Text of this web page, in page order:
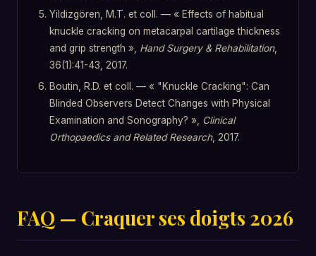
Yildizgören, M.T. et coll. — « Effects of habitual
knuckle cracking on metacarpal cartilage thickness
and grip strength », Hand Surgery & Rehabilitation,
36(1):41-43, 2017.
Boutin, R.D. et coll. — « "Knuckle Cracking": Can
Blinded Observers Detect Changes with Physical
Examination and Sonography? », Clinical
Orthopaedics and Related Research, 2017.
FAQ — Craquer ses doigts 2026